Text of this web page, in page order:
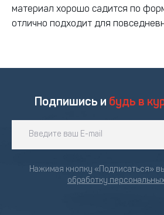
материал хорошо садится по
отлично подходит для
Подпишись и будь в
Нажимая кнопку «Подписаться»
обработку